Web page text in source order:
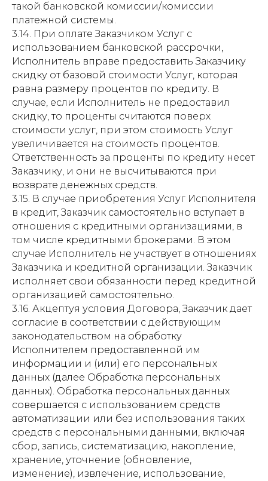
такой банковской комиссии/комиссии
платежной системы.
3.14. При оплате Заказчиком Услуг с
использованием банковской рассрочки,
Исполнитель вправе предоставить Заказчику
скидку от базовой стоимости Услуг, которая
равна размеру процентов по кредиту. В
случае, если Исполнитель не предоставил
скидку, то проценты считаются поверх
стоимости услуг, при этом стоимость Услуг
увеличивается на стоимость процентов.
Ответственность за проценты по кредиту несет
Заказчику, и они не высчитываются при
возврате денежных средств.
3.15. В случае приобретения Услуг Исполнителя
в кредит, Заказчик самостоятельно вступает в
отношения с кредитными организациями, в
том числе кредитными брокерами. В этом
случае Исполнитель не участвует в отношениях
Заказчика и кредитной организации. Заказчик
исполняет свои обязанности перед кредитной
организацией самостоятельно.
3.16. Акцептуя условия Договора, Заказчик дает
согласие в соответствии с действующим
законодательством на обработку
Исполнителем предоставленной им
информации и (или) его персональных
данных (далее Обработка персональных
данных). Обработка персональных данных
совершается с использованием средств
автоматизации или без использования таких
средств с персональными данными, включая
сбор, запись, систематизацию, накопление,
хранение, уточнение (обновление,
изменение), извлечение, использование,